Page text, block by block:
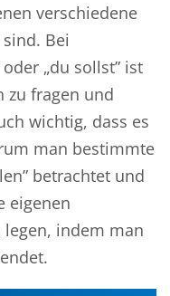
verschiedene
Bei
oder „du sollst” ist
zu fragen und
wichtig, dass es
man bestimmte
betrachtet und
eigenen
indem man